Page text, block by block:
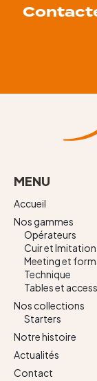
MENU
Accueil
Nos gammes
Opérateurs
Cuir et
Meeting et
Technique
Tables et
Nos collections
Starters
Notre histoire
Actualités
Contact